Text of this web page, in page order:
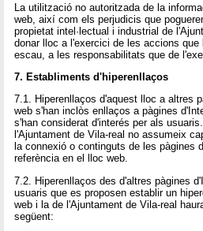
La utilització no autoritzada de la
web, així com els perjudicis que
propietat intel·lectual i industrial de
donar lloc a l'exercici de les accions
escau, a les responsabilitats que de
7. Establiments d'hiperenllaços
7.1. Hiperenllaços d'aquest lloc a altres
web s'han inclòs enllaços a pàgines
s'han considerat d'interés per als
l'Ajuntament de Vila-real no assumeix
la connexió o continguts de les pàgines
referència en el lloc web.
7.2. Hiperenllaços des d'altres pàgines
usuaris que es proposen establir un
web i la de l'Ajuntament de Vila-real
següent: